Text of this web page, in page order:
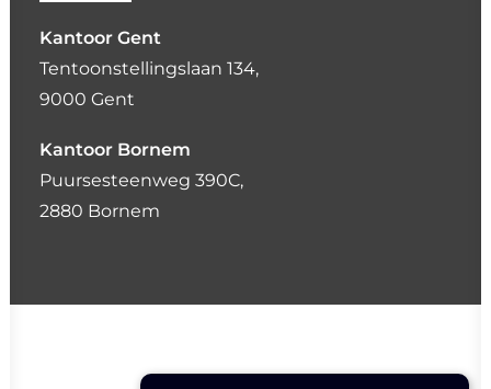
Kantoor Gent
Tentoonstellingslaan 134,
9000 Gent
Kantoor Bornem
Puursesteenweg 390C,
2880 Bornem